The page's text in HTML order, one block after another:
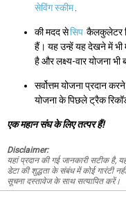
सेविंग स्कीम.
की मदद सेसिप कैलकुलेटर
हैं। यह उन्हें यह देखने में
है और लक्ष्य-वार योजना भी
सर्वोत्तम योजना प्रदान
योजना के पिछले ट्रैक
एक महान संघ के लिए तत्पर हैं!
Disclaimer:
यहां प्रदान की गई जानकारी सटीक है,
डेटा की शुद्धता के संबंध में कोई गारंटी
सूचना दस्तावेज के साथ सत्यापित करें।